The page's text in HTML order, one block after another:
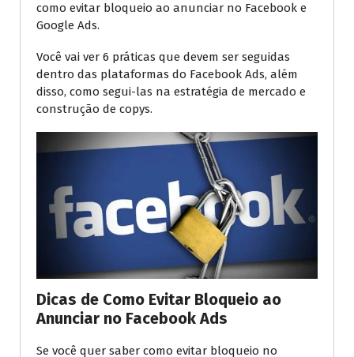
como evitar bloqueio ao anunciar no Facebook e
Google Ads.
Você vai ver 6 práticas que devem ser seguidas
dentro das plataformas do Facebook Ads, além
disso, como segui-las na estratégia de mercado e
construção de copys.
Dicas de Como Evitar Bloqueio ao
Anunciar no Facebook Ads
Se você quer saber como evitar bloqueio no